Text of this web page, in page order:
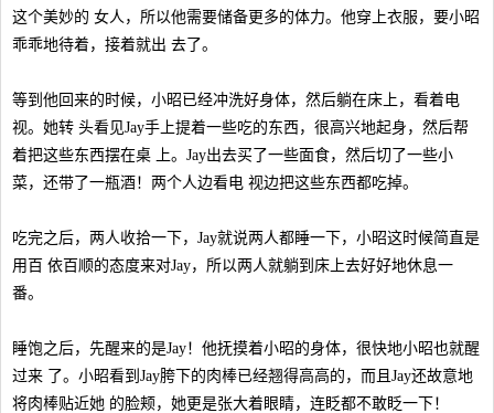
这个美妙的 女人，所以他需要储备更多的体力。他穿上衣服，要小昭
乖乖地待着，接着就出 去了。
等到他回来的时候，小昭已经冲洗好身体，然后躺在床上，看着电
视。她转 头看见Jay手上提着一些吃的东西，很高兴地起身，然后帮
着把这些东西摆在桌 上。Jay出去买了一些面食，然后切了一些小
菜，还带了一瓶酒！两个人边看电 视边把这些东西都吃掉。
吃完之后，两人收拾一下，Jay就说两人都睡一下，小昭这时候简直是
用百 依百顺的态度来对Jay，所以两人就躺到床上去好好地休息一
番。
睡饱之后，先醒来的是Jay！他抚摸着小昭的身体，很快地小昭也就醒
过来 了。小昭看到Jay胯下的肉棒已经翘得高高的，而且Jay还故意地
将肉棒贴近她 的脸颊，她更是张大着眼睛，连眨都不敢眨一下！